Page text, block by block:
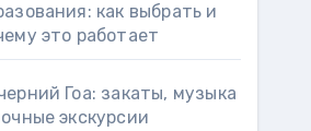
как выбрать и
это работает
Гоа: закаты, музыка
экскурсии